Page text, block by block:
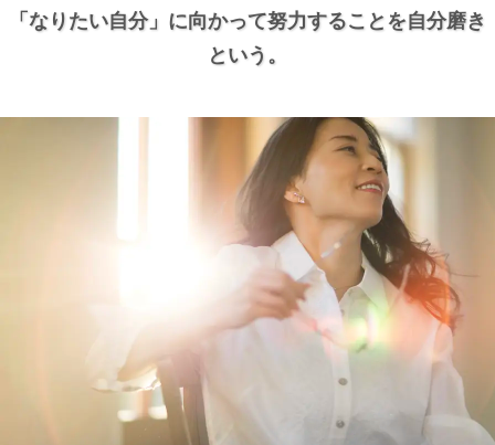
「なりたい自分」に向かって努力することを自分磨き
という。